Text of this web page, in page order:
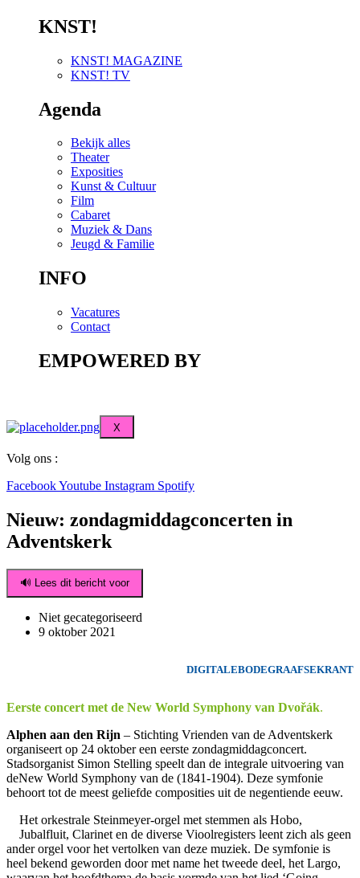
KNST!
KNST! MAGAZINE
KNST! TV
Agenda
Bekijk alles
Theater
Exposities
Kunst & Cultuur
Film
Cabaret
Muziek & Dans
Jeugd & Familie
INFO
Vacatures
Contact
EMPOWERED BY
X
Volg ons :
FacebookYoutube Instagram Spotify
Nieuw: zondagmiddagconcerten in
Adventskerk
🔊 Lees dit bericht voor
Niet gecategoriseerd
9 oktober 2021
DIGITALEBODEGRAAFSEKRANT
Eerste concert met de New World Symphony van Dvořák.
Alphen aan den Rijn – Stichting Vrienden van de Adventskerk
organiseert op 24 oktober een eerste zondagmiddagconcert.
Stadsorganist Simon Stelling speelt dan de integrale uitvoering van
deNew World Symphony van de (1841-1904). Deze symfonie
behoort tot de meest geliefde composities uit de negentiende eeuw.
Het orkestrale Steinmeyer-orgel met stemmen als Hobo,
Jubalfluit, Clarinet en de diverse Vioolregisters leent zich als geen
ander orgel voor het vertolken van deze muziek. De symfonie is
heel bekend geworden door met name het tweede deel, het Largo,